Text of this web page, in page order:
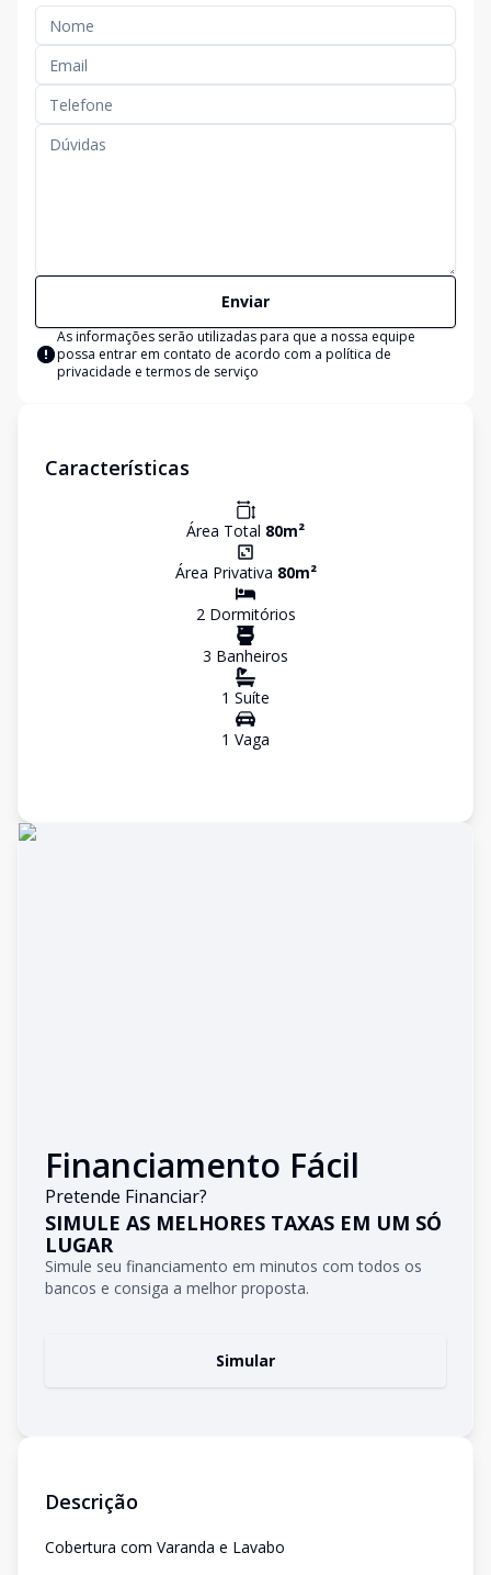
Enviar
As informações serão utilizadas para que a nossa equipe
possa entrar em contato de acordo com a política de
privacidade e termos de serviço
Características
Área Total 80m²
Área Privativa 80m²
2Dormitórios
3 Banheiros
1 Suíte
1 Vaga
Financiamento Fácil
Pretende Financiar?
SIMULE AS MELHORES TAXAS EM UM SÓ
LUGAR
Simule seu financiamento em minutos com todos os
bancos e consiga a melhor proposta.
Simular
Descrição
Cobertura com Varanda e Lavabo